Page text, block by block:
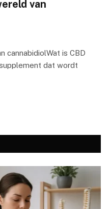
van
cannabidiolWat is CBD
dat wordt